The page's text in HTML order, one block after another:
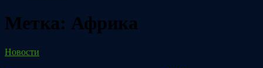
Метка: Африка
Новости